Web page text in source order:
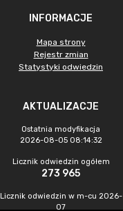
INFORMACJE
Mapa strony
Rejestr zmian
Statystyki odwiedzin
AKTUALIZACJE
Ostatnia modyfikacja
2026-08-05 08:14:32
Licznik odwiedzin ogółem
273 965
Licznik odwiedzin w m-cu 2026-
07